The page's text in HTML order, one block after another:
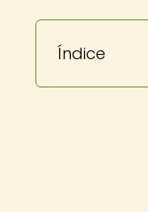
Índice